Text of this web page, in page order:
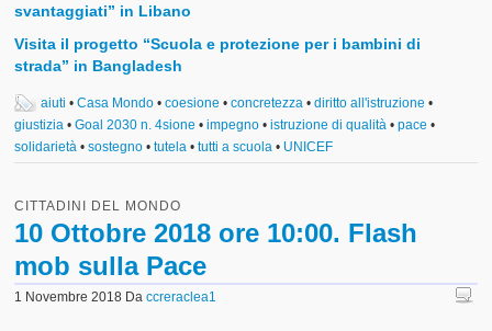
svantaggiati” in Libano
Visita il progetto “Scuola e protezione per i bambini di
strada” in Bangladesh
aiuti •Casa Mondo •coesione •concretezza •diritto all'istruzione •
giustizia •Goal 2030 n. 4sione •impegno •istruzione di qualità •pace •
solidarietà •sostegno •tutela •tutti a scuola • UNICEF
CITTADINI DEL MONDO
10 Ottobre 2018 ore 10:00. Flash
mob sulla Pace
1 Novembre 2018 Daccreraclea1